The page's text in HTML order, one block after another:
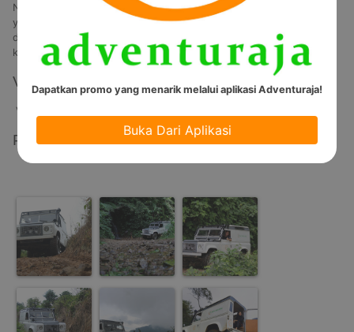
Nikmati sensasi Offroad di jalur Cisadon, kampung tersembunyi
yang terletak di area Sentul Bogor, di jalur single track ini penuh
dengan tantangan, tetapi peserta akan menikmati pemandangan
kota Bogor dan City view dari ketinggian lebih dari 1500MDPL.
Video
Video Tidak Tersedia
Photos
Dapatkan promo yang menarik melalui aplikasi Adventuraja!
Buka Dari Aplikasi